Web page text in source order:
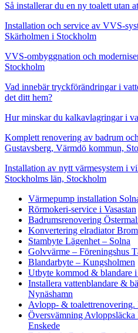
Så installerar du en ny toalett utan
Installation och service av VVS-
Skärholmen i Stockholm
VVS-ombyggnation och
Stockholm
Vad innebär tryckförändringar i
det ditt hem?
Hur minskar du kalkavlagringar i
Komplett renovering av badrum
Gustavsberg, Värmdö kommun,
Installation av nytt värmesystem i
Stockholms län, Stockholm
Värmepump installation
Rörmokeri-service i Vasastan
Badrumsrenovering
Konvertering elradiator
Stambyte Lägenhet – Solna
Golvvärme – Föreningshus
Blandarbyte – Kungsholmen
Utbyte kommod & blandare
Installera vattenblandare &
Nynäshamn
Avlopp- & toalettrenovering.
Översvämning
Enskede